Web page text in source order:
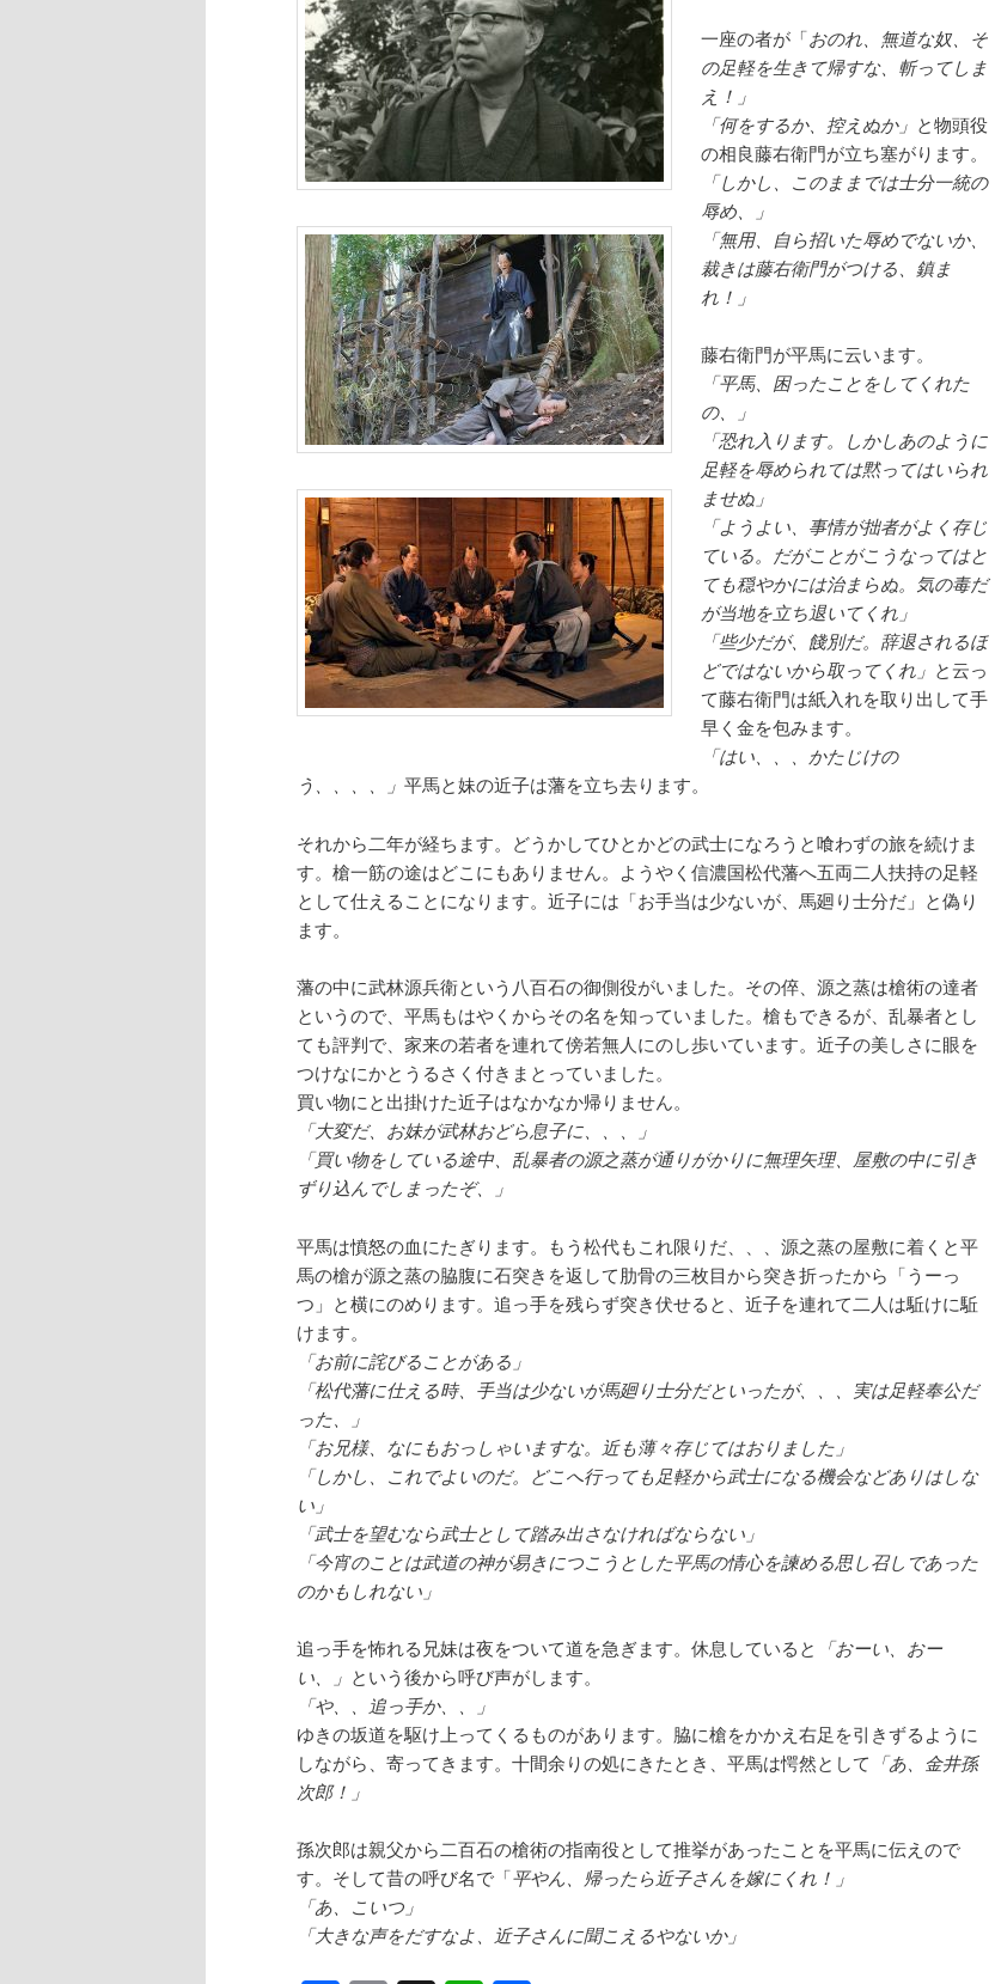
一座の者が「おのれ、無道な奴、そ
の足軽を生きて帰すな、斬ってしま
え！」
「何をするか、控えぬか」 と物頭役
の相良藤右衛門が立ち塞がります。
「しかし、このままでは士分一統の
辱め、」
「無用、自ら招いた辱めでないか、
裁きは藤右衛門がつける、鎮ま
れ！」
藤右衛門が平馬に云います。
「平馬、困ったことをしてくれた
の、」
「恐れ入ります。しかしあのように
足軽を辱められては黙ってはいられ
ませぬ」
「ようよい、事情が拙者がよく存じ
ている。だがことがこうなってはと
ても穏やかには治まらぬ。気の毒だ
が当地を立ち退いてくれ」
「些少だが、餞別だ。辞退されるほ
どではないから取ってくれ」 と云っ
て藤右衛門は紙入れを取り出して手
早く金を包みます。
「はい、、、かたじけの
う、、、、」 平馬と妹の近子は藩を立ち去ります。
それから二年が経ちます。どうかしてひとかどの武士になろうと喰わずの旅を続けま
す。槍一筋の途はどこにもありません。ようやく信濃国松代藩へ五両二人扶持の足軽
として仕えることになります。近子には「お手当は少ないが、馬廻り士分だ」と偽り
ます。
藩の中に武林源兵衛という八百石の御側役がいました。その倅、源之蒸は槍術の達者
というので、平馬もはやくからその名を知っていました。槍もできるが、乱暴者とし
ても評判で、家来の若者を連れて傍若無人にのし歩いています。近子の美しさに眼を
つけなにかとうるさく付きまとっていました。
買い物にと出掛けた近子はなかなか帰りません。
「大変だ、お妹が武林おどら息子に、、、」
「買い物をしている途中、乱暴者の源之蒸が通りがかりに無理矢理、屋敷の中に引き
ずり込んでしまったぞ、」
平馬は憤怒の血にたぎります。もう松代もこれ限りだ、、、源之蒸の屋敷に着くと平
馬の槍が源之蒸の脇腹に石突きを返して肋骨の三枚目から突き折ったから「うーっ
つ」と横にのめります。追っ手を残らず突き伏せると、近子を連れて二人は駈けに駈
けます。
「お前に詫びることがある」
「松代藩に仕える時、手当は少ないが馬廻り士分だといったが、、、実は足軽奉公だ
った、」
「お兄様、なにもおっしゃいますな。近も薄々存じてはおりました」
「しかし、これでよいのだ。どこへ行っても足軽から武士になる機会などありはしな
い」
「武士を望むなら武士として踏み出さなければならない」
「今宵のことは武道の神が易きにつこうとした平馬の情心を諫める思し召しであった
のかもしれない」
追っ手を怖れる兄妹は夜をついて道を急ぎます。休息していると
「おーい、おー
い、」 という後から呼び声がします。
「や、、追っ手か、、」
ゆきの坂道を駆け上ってくるものがあります。脇に槍をかかえ右足を引きずるように
しながら、寄ってきます。十間余りの処にきたとき、平馬は愕然として 「あ、金井孫
次郎！」
孫次郎は親父から二百石の槍術の指南役として推挙があったことを平馬に伝えので
す。そして昔の呼び名で「平やん、帰ったら近子さんを嫁にくれ！」
「あ、こいつ」
「大きな声をだすなよ、近子さんに聞こえるやないか」